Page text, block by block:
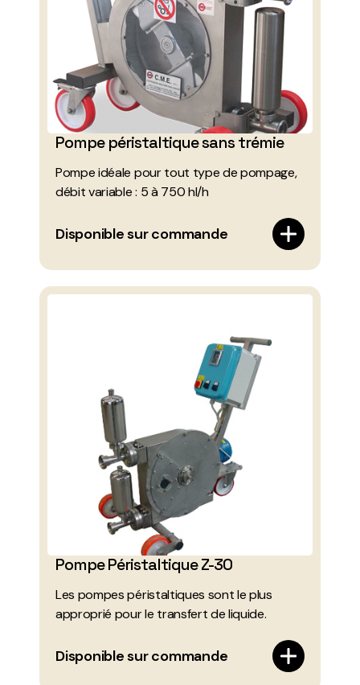
Pompe péristaltique sans trémie
Pompe idéale pour tout type de pompage,
débit variable : 5 à 750 hl/h
Disponible sur commande
Pompe Péristaltique Z-30
Les pompes péristaltiques sont le plus
approprié pour le transfert de liquide.
Disponible sur commande